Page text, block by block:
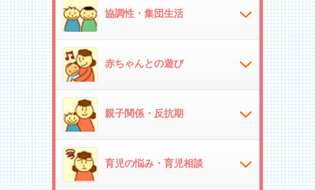
協調性・集団生活
赤ちゃんとの遊び
親子関係・反抗期
育児の悩み・育児相談